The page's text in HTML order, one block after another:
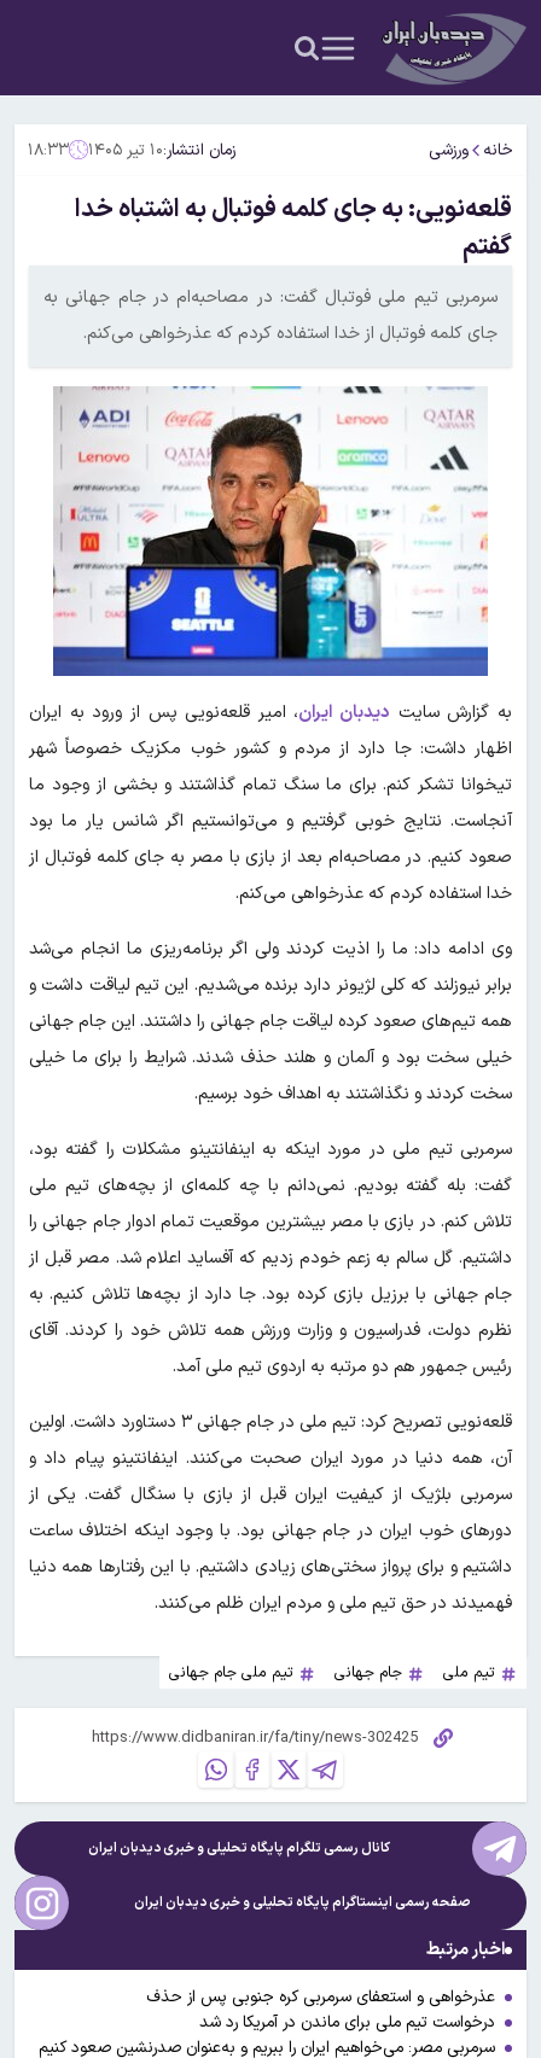
خانه ورزشی زمان انتشار:۱۰ تیر ۱۴۰۵ ۱۸:۳۳
قلعه‌نویی: به جای کلمه فوتبال به اشتباه خدا
گفتم
سرمربی تیم ملی فوتبال گفت: در مصاحبه‌ام در جام جهانی به
جای کلمه فوتبال از خدا استفاده کردم که عذرخواهی می‌کنم.
به گزارش سایت دیدبان ایران، امیر قلعه‌نویی پس از ورود به ایران
اظهار داشت: جا دارد از مردم و کشور خوب مکزیک خصوصاً شهر
تیخوانا تشکر کنم. برای ما سنگ تمام گذاشتند و بخشی از وجود ما
آنجاست. نتایج خوبی گرفتیم و می‌توانستیم اگر شانس یار ما بود
صعود کنیم. در مصاحبه‌ام بعد از بازی با مصر به جای کلمه فوتبال از
خدا استفاده کردم که عذرخواهی می‌کنم.
وی ادامه داد: ما را اذیت کردند ولی اگر برنامه‌ریزی ما انجام می‌شد
برابر نیوزلند که کلی لژیونر دارد برنده می‌شدیم. این تیم لیاقت داشت و
همه تیم‌های صعود کرده لیاقت جام جهانی را داشتند. این جام جهانی
خیلی سخت بود و آلمان و هلند حذف شدند. شرایط را برای ما خیلی
سخت کردند و نگذاشتند به اهداف خود برسیم.
سرمربی تیم ملی در مورد اینکه به اینفانتینو مشکلات را گفته بود،
گفت: بله گفته بودیم. نمی‌دانم با چه کلمه‌ای از بچه‌های تیم ملی
تلاش کنم. در بازی با مصر بیشترین موقعیت تمام ادوار جام جهانی را
داشتیم. گل سالم به زعم خودم زدیم که آفساید اعلام شد. مصر قبل از
جام جهانی با برزیل بازی کرده بود. جا دارد از بچه‌ها تلاش کنیم. به
نظرم دولت، فدراسیون و وزارت ورزش همه تلاش خود را کردند. آقای
رئیس جمهور هم دو مرتبه به اردوی تیم ملی آمد.
قلعه‌نویی تصریح کرد: تیم ملی در جام جهانی ۳ دستاورد داشت. اولین
آن، همه دنیا در مورد ایران صحبت می‌کنند. اینفانتینو پیام داد و
سرمربی بلژیک از کیفیت ایران قبل از بازی با سنگال گفت. یکی از
دورهای خوب ایران در جام جهانی بود. با وجود اینکه اختلاف ساعت
داشتیم و برای پرواز سختی‌های زیادی داشتیم. با این رفتارها همه دنیا
فهمیدند در حق تیم ملی و مردم ایران ظلم می‌کنند.
تیم ملی جام جهانی تیم ملی جام جهانی
کانال رسمی تلگرام پایگاه تحلیلی و خبریدیدبان ایران
صفحه رسمی اینستاگرام پایگاه تحلیلی و خبریدیدبان ایران
اخبار مرتبط
عذرخواهی و استعفای سرمربی کره جنوبی پس از حذف
درخواست تیم ملی برای ماندن در آمریکا رد شد
سرمربی مصر: می‌خواهیم ایران را ببریم و به‌عنوان صدرنشین صعود کنیم